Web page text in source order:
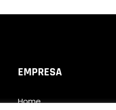
EMPRESA
Home